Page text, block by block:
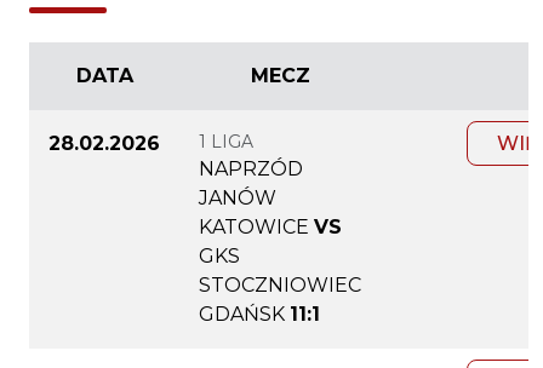
DATA MECZ
28.02.2026 1 LIGA
NAPRZÓD
JANÓW
KATOWICE VS
GKS
STOCZNIOWIEC
GDAŃSK 11:1